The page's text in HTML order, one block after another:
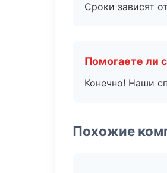
Сроки зависят
Помогаете ли
Конечно! Наши
Похожие